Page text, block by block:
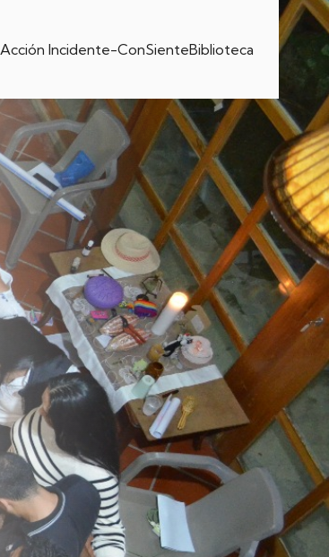
Acción Incidente-ConSienteBiblioteca